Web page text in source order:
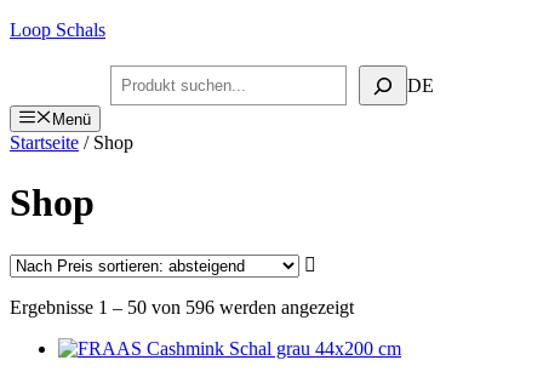
Zum
Loop Schals
Suchen DE
Menü
Startseite / Shop
Shop
Ergebnisse 1 – 50 von 596 werden angezeigtNach
sortiert: